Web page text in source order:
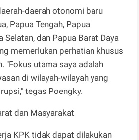
daerah otonomi baru
Papua Tengah, Papua
Selatan, dan Papua Barat Daya
memerlukan perhatian khusus
"Fokus utama saya adalah
di wilayah-wilayah yang
tegas Poengky.
dan Masyarakat
KPK tidak dapat dilakukan